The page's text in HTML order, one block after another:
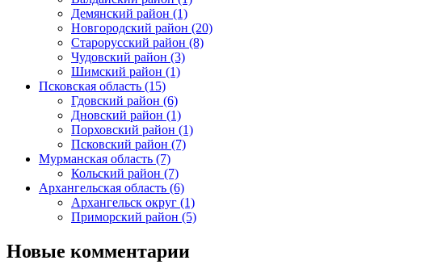
Демянский район (1)
Новгородский район (20)
Старорусский район (8)
Чудовский район (3)
Шимский район (1)
Псковская область (15)
Гдовский район (6)
Дновский район (1)
Порховский район (1)
Псковский район (7)
Мурманская область (7)
Кольский район (7)
Архангельская область (6)
Архангельск округ (1)
Приморский район (5)
Новые комментарии